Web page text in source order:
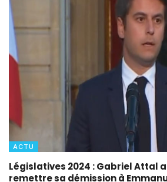
ACTU
Législatives 2024 : Gabriel Attal
remettre sa démission à